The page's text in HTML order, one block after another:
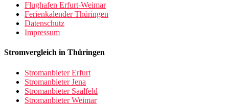
Flughafen Erfurt-Weimar
Ferienkalender Thüringen
Datenschutz
Impressum
Stromvergleich in Thüringen
Stromanbieter Erfurt
Stromanbieter Jena
Stromanbieter Saalfeld
Stromanbieter Weimar